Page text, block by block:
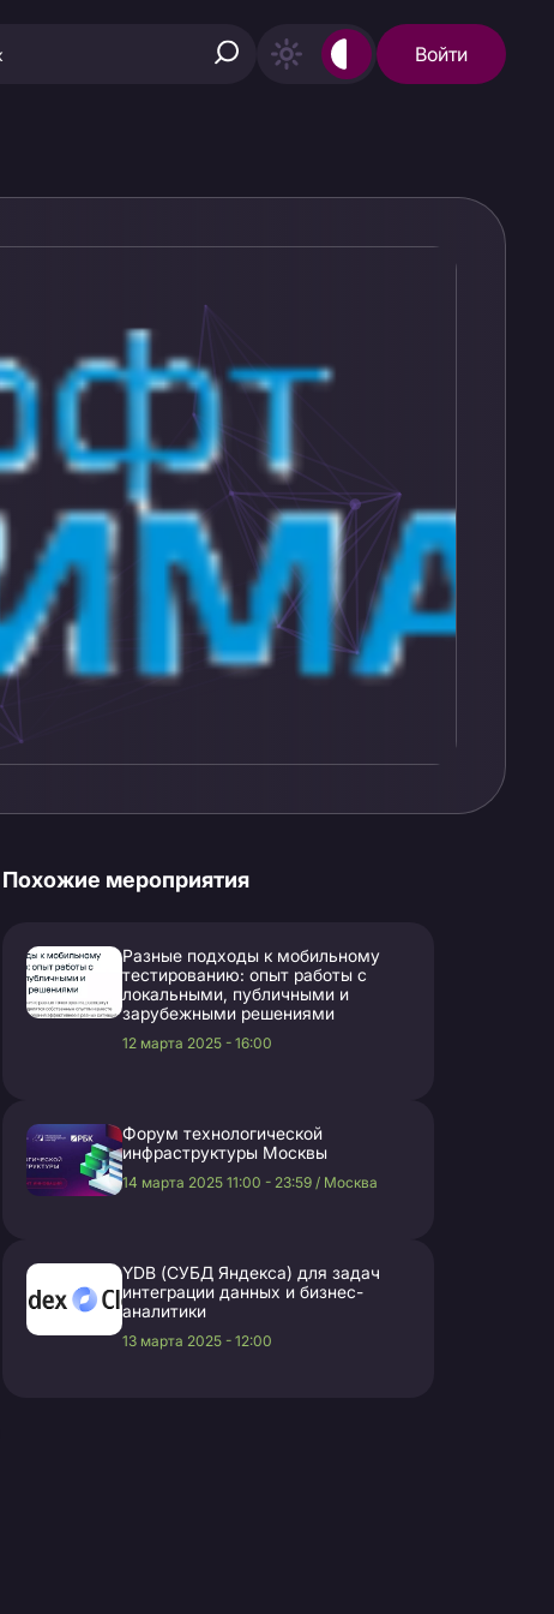
Войти
Похожие мероприятия
Разные подходы к мобильному
тестированию: опыт работы с
локальными, публичными и
зарубежными решениями
12 марта 2025 - 16:00
Форум технологической
инфраструктуры Москвы
14 марта 2025 11:00 - 23:59 / Москва
YDB (СУБД Яндекса) для задач
интеграции данных и бизнес-
аналитики
13 марта 2025 - 12:00